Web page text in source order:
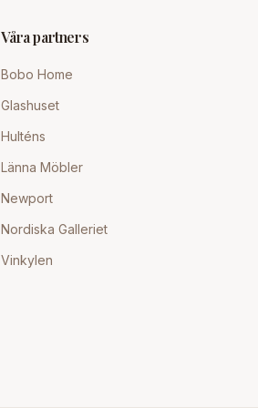
Våra partners
Bobo Home
Glashuset
Hulténs
Länna Möbler
Newport
Nordiska Galleriet
Vinkylen